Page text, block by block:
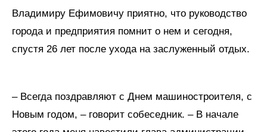
Владимиру Ефимовичу приятно, что руководство
города и предприятия помнит о нем и сегодня,
спустя 26 лет после ухода на заслуженный отдых.
– Всегда поздравляют с Днем машиностроителя, с
Новым годом, – говорит собеседник. – В начале